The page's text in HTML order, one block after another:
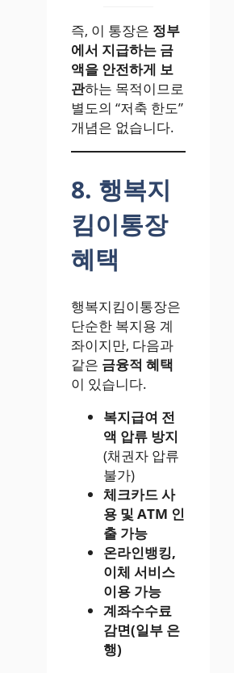
즉, 이 통장은 정부
에서 지급하는 금
액을 안전하게 보
관하는 목적이므로
별도의 “저축 한도”
개념은 없습니다.
8. 행복지
킴이통장
혜택
행복지킴이통장은
단순한 복지용 계
좌이지만, 다음과
같은 금융적 혜택
이 있습니다.
복지급여 전
액 압류 방지
(채권자 압류
불가)
체크카드 사
용 및 ATM 인
출 가능
온라인뱅킹,
이체 서비스
이용 가능
계좌수수료
감면(일부 은
행)